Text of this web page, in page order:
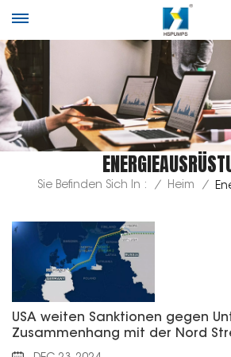
Sie Befinden Sich In : / Heim /
USA weiten Sanktionen gegen
Zusammenhang mit der Nord
aus